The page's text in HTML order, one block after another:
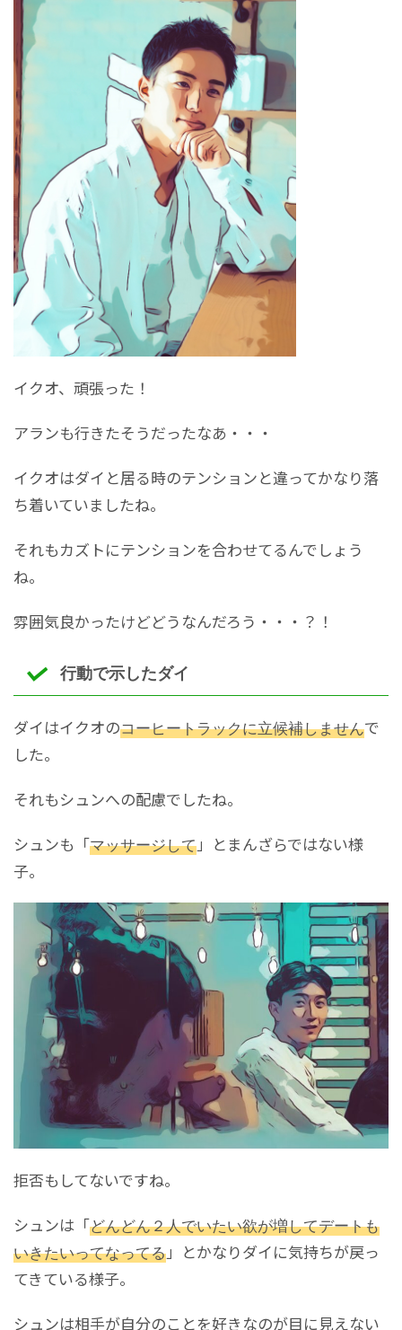
イクオ、頑張った！
アランも行きたそうだったなあ・・・
イクオはダイと居る時のテンションと違ってかなり落
ち着いていましたね。
それもカズトにテンションを合わせてるんでしょう
ね。
雰囲気良かったけどどうなんだろう・・・？！
行動で示したダイ
ダイはイクオのコーヒートラックに立候補しませんで
した。
それもシュンへの配慮でしたね。
シュンも「マッサージして」とまんざらではない様
子。
拒否もしてないですね。
シュンは「どんどん２人でいたい欲が増してデートも
いきたいってなってる」とかなりダイに気持ちが戻っ
てきている様子。
シュンは相手が自分のことを好きなのが目に見えない